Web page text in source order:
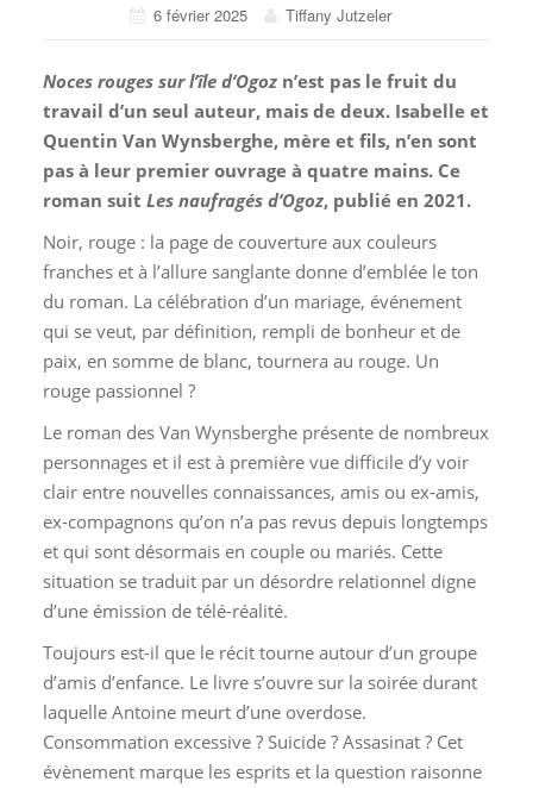
6 février 2025 Tiffany Jutzeler
Noces rouges sur l’île d’Ogoz n’est pas le fruit du
travail d’un seul auteur, mais de deux. Isabelle et
Quentin Van Wynsberghe, mère et fils, n’en sont
pas à leur premier ouvrage à quatre mains. Ce
roman suit Les naufragés d’Ogoz, publié en 2021.
Noir, rouge : la page de couverture aux couleurs
franches et à l’allure sanglante donne d’emblée le ton
du roman. La célébration d’un mariage, événement
qui se veut, par définition, rempli de bonheur et de
paix, en somme de blanc, tournera au rouge. Un
rouge passionnel ?
Le roman des Van Wynsberghe présente de nombreux
personnages et il est à première vue difficile d’y voir
clair entre nouvelles connaissances, amis ou ex-amis,
ex-compagnons qu’on n’a pas revus depuis longtemps
et qui sont désormais en couple ou mariés. Cette
situation se traduit par un désordre relationnel digne
d’une émission de télé-réalité.
Toujours est-il que le récit tourne autour d’un groupe
d’amis d’enfance. Le livre s’ouvre sur la soirée durant
laquelle Antoine meurt d’une overdose.
Consommation excessive ? Suicide ? Assasinat ? Cet
évènement marque les esprits et la question raisonne